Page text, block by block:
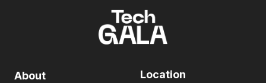
About Location